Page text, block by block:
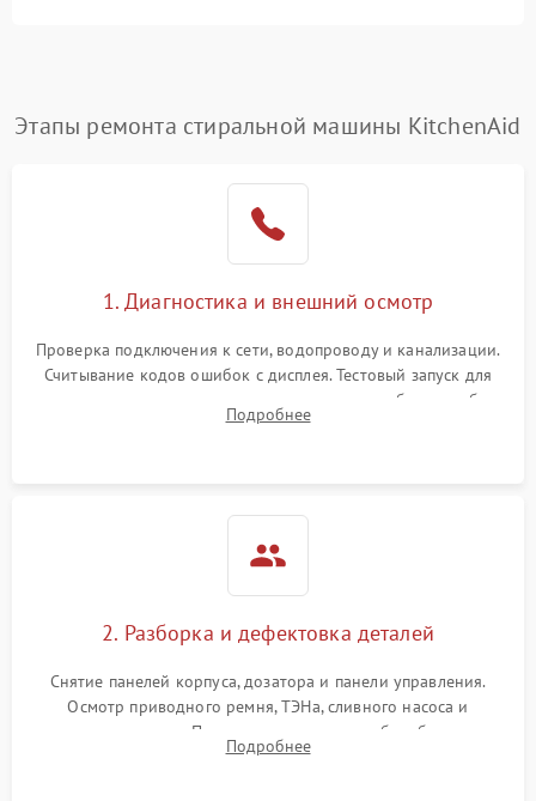
Этапы ремонта стиральной машины KitchenAid
1. Диагностика и внешний осмотр
Проверка подключения к сети, водопроводу и канализации.
Считывание кодов ошибок с дисплея. Тестовый запуск для
выявления посторонних шумов, протечек или сбоев в работе
электронного модуля управления.
Подробнее
2. Разборка и дефектовка деталей
Снятие панелей корпуса, дозатора и панели управления.
Осмотр приводного ремня, ТЭНа, сливного насоса и
амортизаторов. Проверка подшипников барабана и
крестовины на износ, а манжеты люка на разрывы.
Подробнее